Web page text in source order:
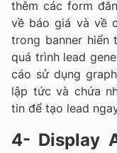
thêm các form
về báo giá và về
trong banner hiển
quá trình lead
cáo sử dụng
lập tức và chứa
tin để tạo lead
4- Display